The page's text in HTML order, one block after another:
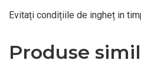
Evitați condițiile de ingheț in
Produse